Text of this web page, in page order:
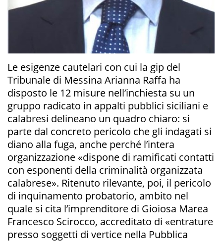
Le esigenze cautelari con cui la gip del
Tribunale di Messina Arianna Raffa ha
disposto le 12 misure nell’inchiesta su un
gruppo radicato in appalti pubblici siciliani e
calabresi delineano un quadro chiaro: si
parte dal concreto pericolo che gli indagati si
diano alla fuga, anche perché l’intera
organizzazione «dispone di ramificati contatti
con esponenti della criminalità organizzata
calabrese». Ritenuto rilevante, poi, il pericolo
di inquinamento probatorio, ambito nel
quale si cita l’imprenditore di Gioiosa Marea
Francesco Scirocco, accreditato di «entrature
presso soggetti di vertice nella Pubblica